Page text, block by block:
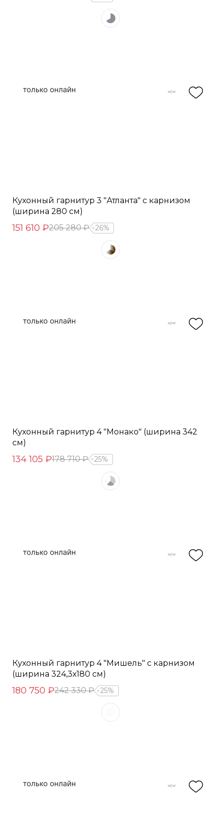
Кухонный гарнитур 3 "Атланта" с карнизом
(ширина 280 см)
151 610 ₽205 280 ₽ 26%
Кухонный гарнитур 4 "Монако" (ширина 342
см)
134 105 ₽178 710 ₽ 25%
Кухонный гарнитур 4 "Мишель" с карнизом
(ширина 324,3х180 см)
180 750 ₽242 330 ₽ 25%